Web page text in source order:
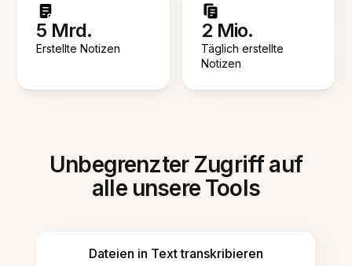
5 Mrd.
Erstellte Notizen
2 Mio.
Täglich erstellte
Notizen
Unbegrenzter Zugriff auf
alle unsere Tools
Dateien in Text transkribieren